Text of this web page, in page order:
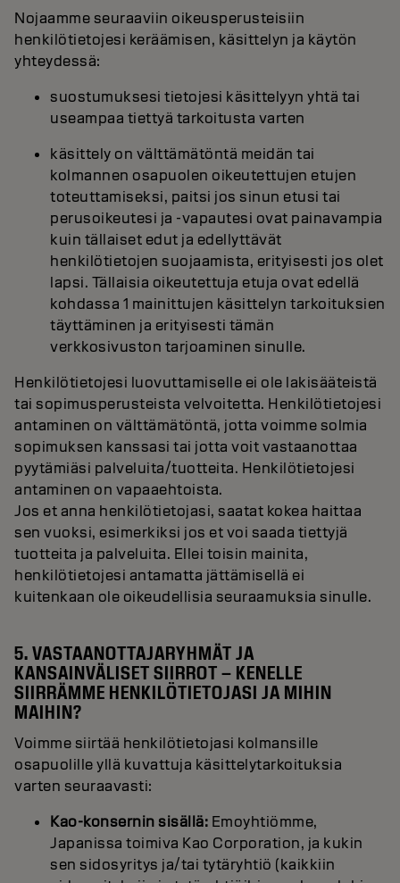
Nojaamme seuraaviin oikeusperusteisiin
henkilötietojesi keräämisen, käsittelyn ja käytön
yhteydessä:
suostumuksesi tietojesi käsittelyyn yhtä tai
useampaa tiettyä tarkoitusta varten
käsittely on välttämätöntä meidän tai
kolmannen osapuolen oikeutettujen etujen
toteuttamiseksi, paitsi jos sinun etusi tai
perusoikeutesi ja -vapautesi ovat painavampia
kuin tällaiset edut ja edellyttävät
henkilötietojen suojaamista, erityisesti jos olet
lapsi. Tällaisia oikeutettuja etuja ovat edellä
kohdassa 1 mainittujen käsittelyn tarkoituksien
täyttäminen ja erityisesti tämän
verkkosivuston tarjoaminen sinulle.
Henkilötietojesi luovuttamiselle ei ole lakisääteistä
tai sopimusperusteista velvoitetta. Henkilötietojesi
antaminen on välttämätöntä, jotta voimme solmia
sopimuksen kanssasi tai jotta voit vastaanottaa
pyytämiäsi palveluita/tuotteita. Henkilötietojesi
antaminen on vapaaehtoista.
Jos et anna henkilötietojasi, saatat kokea haittaa
sen vuoksi, esimerkiksi jos et voi saada tiettyjä
tuotteita ja palveluita. Ellei toisin mainita,
henkilötietojesi antamatta jättämisellä ei
kuitenkaan ole oikeudellisia seuraamuksia sinulle.
5. VASTAANOTTAJARYHMÄT JA
KANSAINVÄLISET SIIRROT – KENELLE
SIIRRÄMME HENKILÖTIETOJASI JA MIHIN
MAIHIN?
Voimme siirtää henkilötietojasi kolmansille
osapuolille yllä kuvattuja käsittelytarkoituksia
varten seuraavasti:
Kao-konsernin sisällä: Emoyhtiömme,
Japanissa toimiva Kao Corporation, ja kukin
sen sidosyritys ja/tai tytäryhtiö (kaikkiin